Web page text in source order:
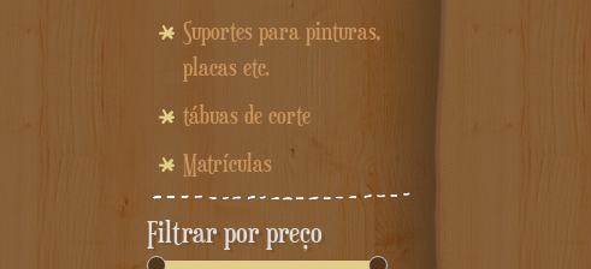
Suportes para pinturas,
placas etc.
tábuas de corte
Matrículas
Filtrar por preço